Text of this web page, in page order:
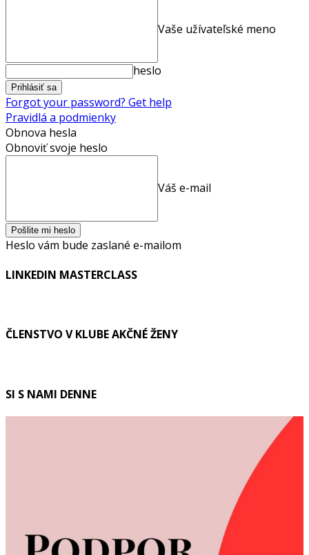
Vaše užívateľské meno
heslo
Forgot your password? Get help
Pravidlá a podmienky
Obnova hesla
Obnoviť svoje heslo
Váš e-mail
Heslo vám bude zaslané e-mailom
LINKEDIN MASTERCLASS
ČLENSTVO V KLUBE AKČNÉ ŽENY
SI S NAMI DENNE